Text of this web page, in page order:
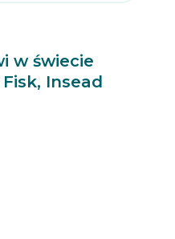
w świecie
Insead